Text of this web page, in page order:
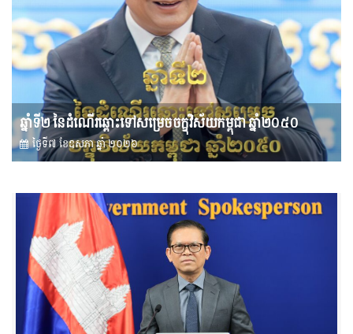
ឆ្នាំទី២ នៃដំណើរឆ្ពោះទៅសម្រេច​ចក្ខុវិស័យ​កម្ពុជា ឆ្នាំ២០៥០
ថ្ងៃទី៧ ខែ​ឧសភា ឆ្នាំ ២០២៦